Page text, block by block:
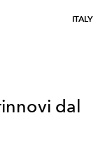
ITALY
dal